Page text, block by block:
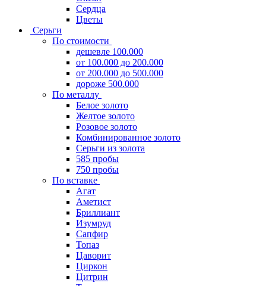
Сердца
Цветы
Серьги
По стоимости
дешевле 100.000
от 100.000 до 200.000
от 200.000 до 500.000
дороже 500.000
По металлу
Белое золото
Желтое золото
Розовое золото
Комбинированное золото
Серьги из золота
585 пробы
750 пробы
По вставке
Агат
Аметист
Бриллиант
Изумруд
Сапфир
Топаз
Цаворит
Циркон
Цитрин